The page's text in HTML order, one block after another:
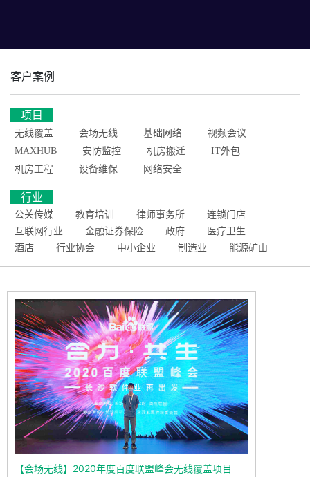
客户案例
项目
无线覆盖 会场无线 基础网络
视频会议
MAXHUB
安防监控 机房搬迁
IT外包
机房工程
设备维保 网络安全
行业
公关传媒 教育培训 律师事务所
连锁门店
互联网行业
金融证券保险 政府
医疗卫生
酒店
行业协会 中小企业 制造业 能源矿山
【会场无线】2020年度百度联盟峰会无线覆盖项目